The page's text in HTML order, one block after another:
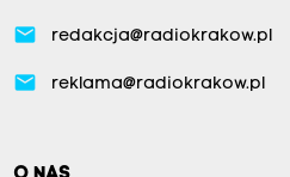
email redakcja@radiokrakow.pl
email reklama@radiokrakow.pl